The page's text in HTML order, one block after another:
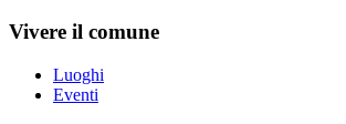
Vivere il comune
Luoghi
Eventi